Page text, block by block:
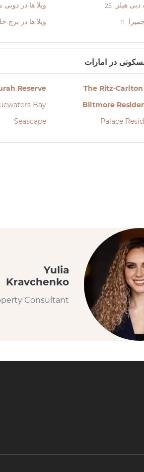
دبی هیلز 25 ویلا ها در دوبی
11 ویلا ها در برج
در امارات
The Ritz-
Reserve
Biltmore
Bay
Palace
Seascape
Yulia
Kravchenko
Consultant